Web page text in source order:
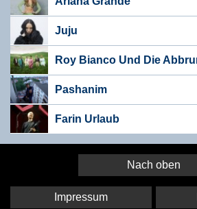
Juju
Roy Bianco Und Die
Pashanim
Farin Urlaub
Nach oben
Impressum